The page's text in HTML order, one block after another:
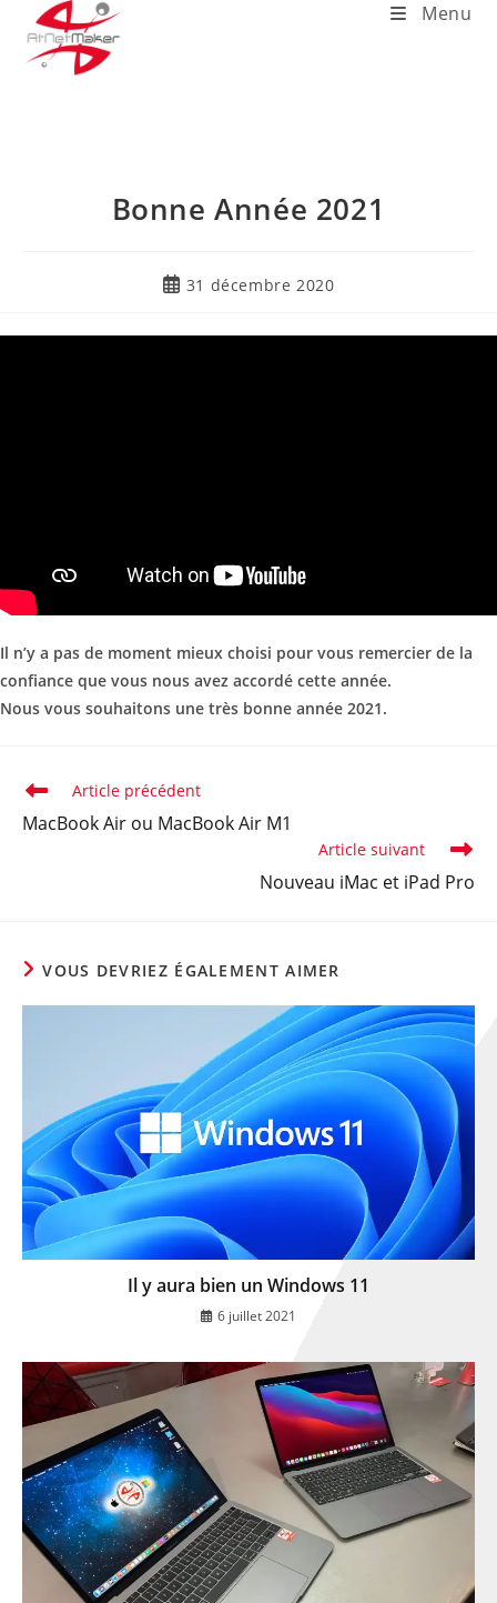
Menu
Bonne Année 2021
31 décembre 2020
Il n’y a pas de moment mieux choisi pour vous remercier de la
confiance que vous nous avez accordé cette année.
Nous vous souhaitons une très bonne année 2021.
Article précédent
MacBook Air ou MacBook Air M1
Article suivant
Nouveau iMac et iPad Pro
VOUS DEVRIEZ ÉGALEMENT AIMER
Il y aura bien un Windows 11
6 juillet 2021